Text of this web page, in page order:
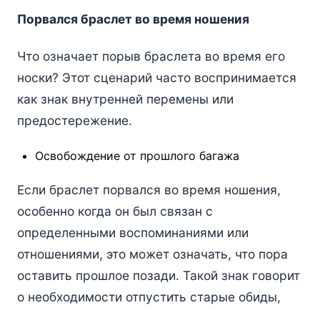
Порвался браслет во время ношения
Что означает порыв браслета во время его
носки? Этот сценарий часто воспринимается
как знак внутренней перемены или
предостережение.
Освобождение от прошлого багажа
Если браслет порвался во время ношения,
особенно когда он был связан с
определенными воспоминаниями или
отношениями, это может означать, что пора
оставить прошлое позади. Такой знак говорит
о необходимости отпустить старые обиды,